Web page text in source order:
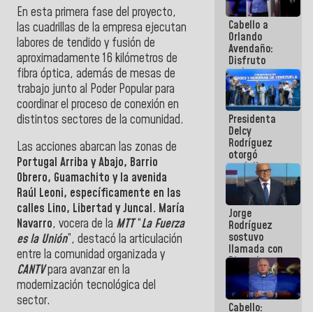
En esta primera fase del proyecto,
las cuadrillas de la empresa ejecutan
labores de tendido y fusión de
aproximadamente 16 kilómetros de
fibra óptica, además de mesas de
trabajo junto al Poder Popular para
coordinar el proceso de conexión en
distintos sectores de la comunidad.
Las acciones abarcan las zonas de
Portugal Arriba y Abajo, Barrio
Obrero, Guamachito y la avenida
Raúl Leoni, específicamente en las
calles Lino, Libertad y Juncal. María
Navarro, vocera de la MTT“La Fuerza
es la Unión”, destacó la articulación
entre la comunidad organizada y
CANTVpara avanzar en la
modernización tecnológica del
sector.
Cabello a
Orlando
Avendaño:
Disfruto
cada vez
que escribes
porque lo
que haces
es
embarrarla
Presidenta
Delcy
Rodríguez
otorgó
medalla
"Héroe de
Venezuela"
a servidores
públicos
Jorge
Rodríguez
sostuvo
llamada con
Dinorah
Figuera y
acuerdan
primer
encuentro
Cabello: